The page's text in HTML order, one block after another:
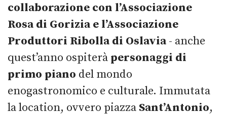
collaborazione con l’Associazione
Rosa di Gorizia e l’Associazione
Produttori Ribolla di Oslavia- anche
quest’anno ospiterà personaggi di
primo piano del mondo
enogastronomico e culturale. Immutata
la location, ovvero piazza Sant’Antonio,